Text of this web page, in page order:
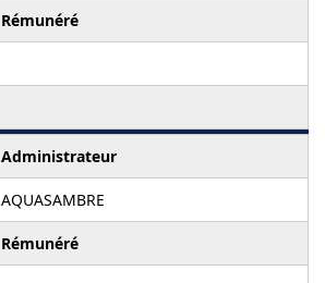
Rémunéré
Administrateur
AQUASAMBRE
Rémunéré